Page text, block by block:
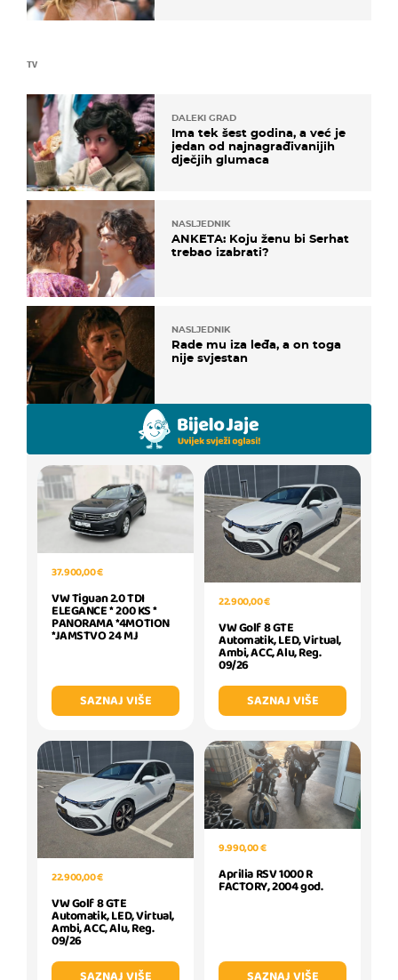
TV
DALEKI GRAD
Ima tek šest godina, a već je
jedan od najnagrađivanijih
dječjih glumaca
NASLJEDNIK
ANKETA: Koju ženu bi Serhat
trebao izabrati?
NASLJEDNIK
Rade mu iza leđa, a on toga
nije svjestan
37.900,00 €
VW Tiguan 2.0 TDI
ELEGANCE * 200 KS *
PANORAMA *4MOTION
*JAMSTVO 24 MJ
SAZNAJ VIŠE
22.900,00 €
VW Golf 8 GTE
Automatik, LED, Virtual,
Ambi, ACC, Alu, Reg.
09/26
SAZNAJ VIŠE
22.900,00 €
VW Golf 8 GTE
Automatik, LED, Virtual,
Ambi, ACC, Alu, Reg.
09/26
9.990,00 €
Aprilia RSV 1000 R
FACTORY, 2004 god.